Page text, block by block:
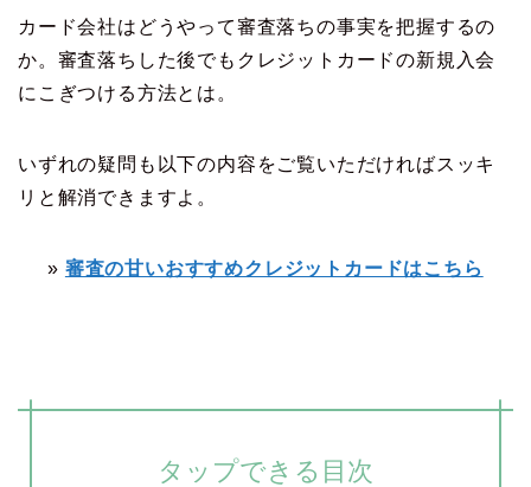
カード会社はどうやって審査落ちの事実を把握するの
か。審査落ちした後でもクレジットカードの新規入会
にこぎつける方法とは。
いずれの疑問も以下の内容をご覧いただければスッキ
リと解消できますよ。
» 審査の甘いおすすめクレジットカードはこちら
タップできる目次